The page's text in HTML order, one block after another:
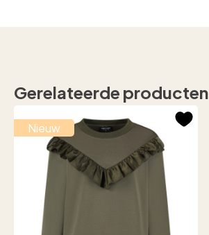
Gerelateerde producten
Nieuw